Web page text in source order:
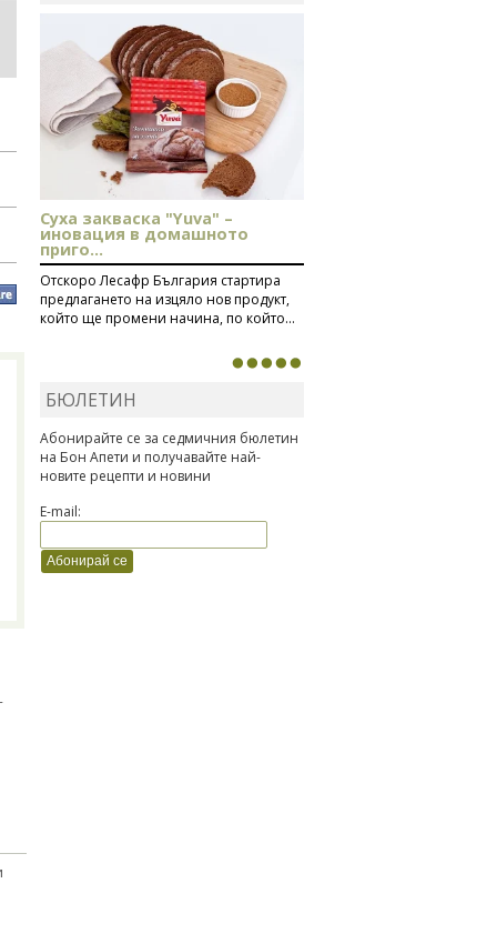
коментира рецептата
Киноа със зеленчуци
Суха закваска "Yuva" –
иновация в домашното
приго...
Отскоро Лесафр България стартира
предлагането на изцяло нов продукт,
който ще промени начина, по който...
БЮЛЕТИН
Абонирайте се за седмичния бюлетин
на Бон Апети и получавайте най-
новите рецепти и новини
E-mail: